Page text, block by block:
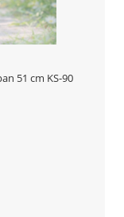
51 cm KS-90